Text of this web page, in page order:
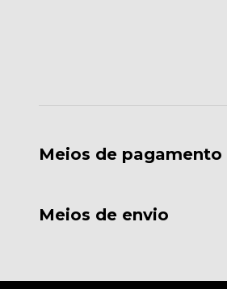
Meios de pagamento
Meios de envio